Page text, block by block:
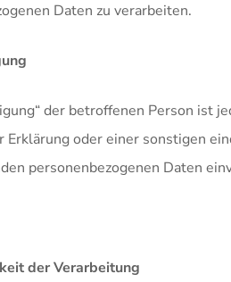
Daten zu verarbeiten.
der betroffenen Person ist
Erklärung oder einer sonstigen
personenbezogenen Daten
der Verarbeitung